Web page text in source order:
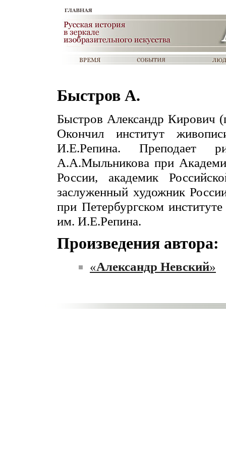
Быстров А.
Быстров Александр Кирович
Окончил институт
И.Е.Репина. Преподает
А.А.Мыльникова при
России, академик
заслуженный художник
при Петербургском
им. И.Е.Репина.
Произведения автора:
«Александр Невский»